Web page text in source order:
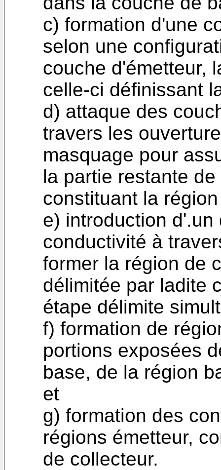
c) formation d'une
selon une
couche d'émetteur,
celle-ci définissant
d) attaque des
travers les
masquage pour
la partie restante
constituant la
e) introduction
conductivité à
former la région de
délimitée par ladite
étape délimite
f) formation de
portions exposées
base, de la région
et
g) formation des
régions émetteur,
de collecteur.